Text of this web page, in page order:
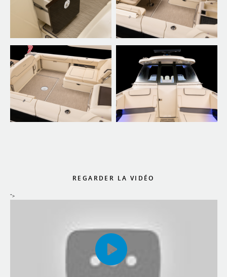
REGARDER LA VIDÉO
">